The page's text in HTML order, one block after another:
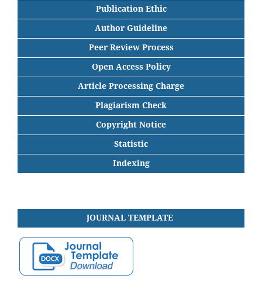
Publication Ethic
Author Guideline
Peer Review Process
Open Access Policy
Article Processing Charge
Plagiarism Check
Copyright Notice
Statistic
Indexing
JOURNAL TEMPLATE